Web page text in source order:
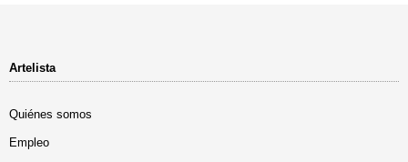
Artelista
Quiénes somos
Empleo